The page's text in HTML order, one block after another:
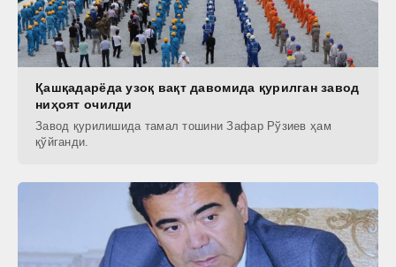
Қашқадарёда узоқ вақт давомида қурилган завод
ниҳоят очилди
Завод қурилишида тамал тошини Зафар Рўзиев ҳам
қўйганди.